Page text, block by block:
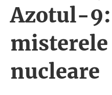
Azotul-
nucleare